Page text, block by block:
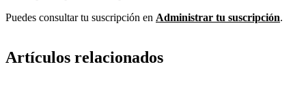
Puedes consultar tu suscripción en Administrar tu suscripción.
Artículos relacionados